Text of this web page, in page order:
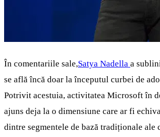
În comentariile sale,Satya Nadella a
se află încă doar la începutul curbei de
Potrivit acestuia, activitatea Microsoft în
ajuns deja la o dimensiune care ar fi
dintre segmentele de bază tradiționale ale